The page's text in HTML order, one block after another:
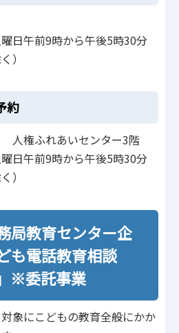
日午前9時から午後5時30分
）
約
人権ふれあいセンター3階
日午前9時から午後5時30分
）
局教育センター企
も電話教育相談
※委託事業
象にこどもの教育全般にかか